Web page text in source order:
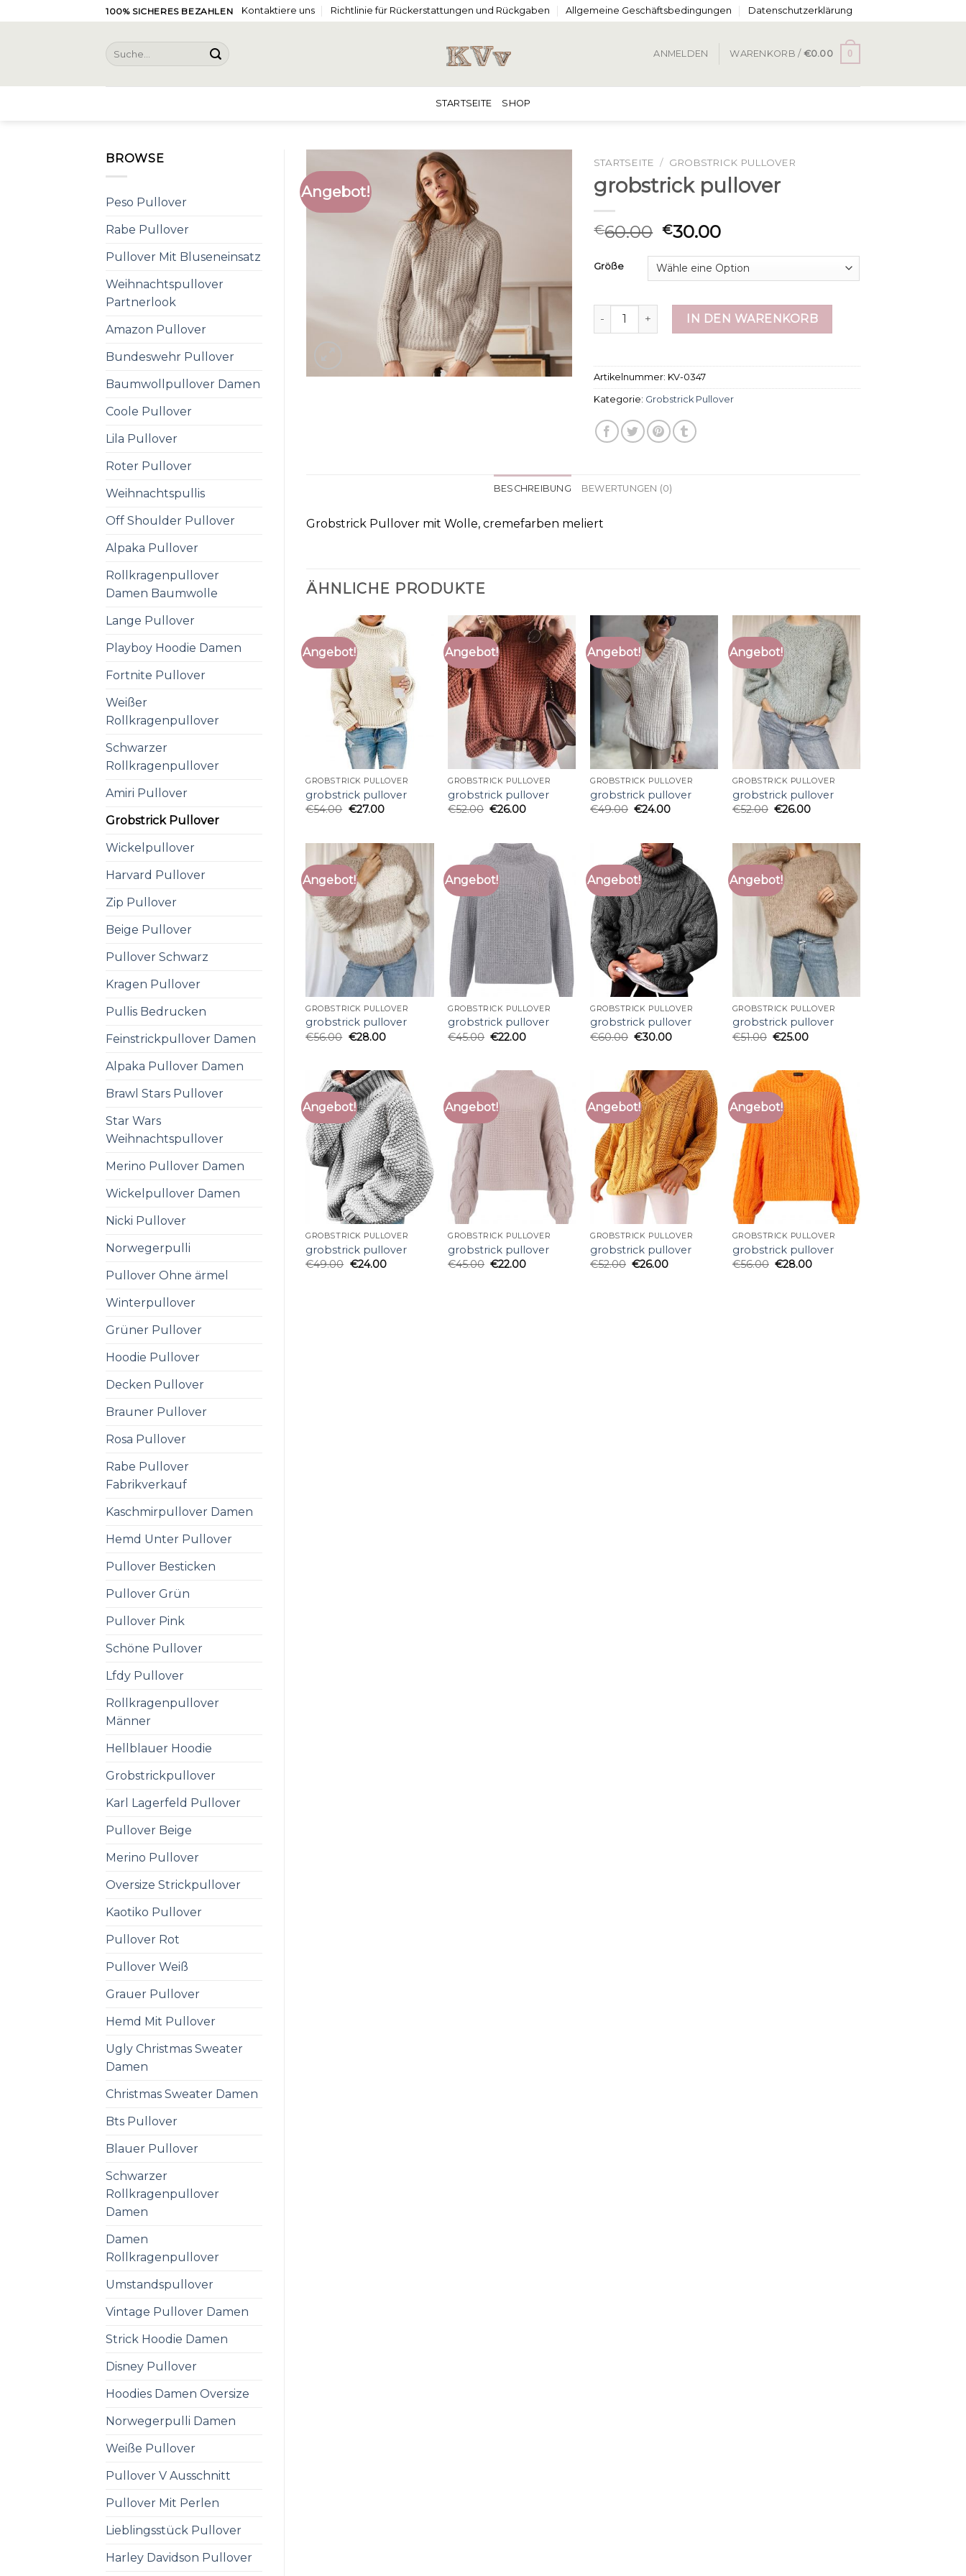
to
100% SICHERES BEZAHLEN Kontaktiere uns Richtlinie für Rückerstattungen und Rückgaben Allgemeine Geschäftsbedingungen Datenschutzerklärung
Suche
nach:
ANMELDEN WARENKORB / €0.00 0
STARTSEITE SHOP
BROWSE
Peso Pullover
Rabe Pullover
Pullover Mit Bluseneinsatz
Weihnachtspullover
Partnerlook
Amazon Pullover
Bundeswehr Pullover
Baumwollpullover Damen
Coole Pullover
Lila Pullover
Roter Pullover
Weihnachtspullis
Off Shoulder Pullover
Alpaka Pullover
Rollkragenpullover
Damen Baumwolle
Lange Pullover
Playboy Hoodie Damen
Fortnite Pullover
Weißer
Rollkragenpullover
Schwarzer
Rollkragenpullover
Amiri Pullover
Grobstrick Pullover
Wickelpullover
Harvard Pullover
Zip Pullover
Beige Pullover
Pullover Schwarz
Kragen Pullover
Pullis Bedrucken
Feinstrickpullover Damen
Alpaka Pullover Damen
Brawl Stars Pullover
Star Wars
Weihnachtspullover
Merino Pullover Damen
Wickelpullover Damen
Nicki Pullover
Norwegerpulli
Pullover Ohne ärmel
Winterpullover
Grüner Pullover
Hoodie Pullover
Decken Pullover
Brauner Pullover
Rosa Pullover
Rabe Pullover
Fabrikverkauf
Kaschmirpullover Damen
Hemd Unter Pullover
Pullover Besticken
Pullover Grün
Pullover Pink
Schöne Pullover
Lfdy Pullover
Rollkragenpullover
Männer
Hellblauer Hoodie
Grobstrickpullover
Karl Lagerfeld Pullover
Pullover Beige
Merino Pullover
Oversize Strickpullover
Kaotiko Pullover
Pullover Rot
Pullover Weiß
Grauer Pullover
Hemd Mit Pullover
Ugly Christmas Sweater
Damen
Christmas Sweater Damen
Bts Pullover
Blauer Pullover
Schwarzer
Rollkragenpullover
Damen
Damen
Rollkragenpullover
Umstandspullover
Vintage Pullover Damen
Strick Hoodie Damen
Disney Pullover
Hoodies Damen Oversize
Norwegerpulli Damen
Weiße Pullover
Pullover V Ausschnitt
Pullover Mit Perlen
Lieblingsstück Pullover
Harley Davidson Pullover
Angebot!
STARTSEITE / GROBSTRICK PULLOVER
grobstrick pullover
€60.00 €30.00
Größe
grobstrick pullover MengeIN DEN WARENKORB
Artikelnummer: KV-0347
Kategorie: Grobstrick Pullover
BESCHREIBUNG BEWERTUNGEN (0)
Grobstrick Pullover mit Wolle, cremefarben meliert
ÄHNLICHE PRODUKTE
Angebot!
GROBSTRICK PULLOVER
grobstrick pullover
€54.00 €27.00
Angebot!
GROBSTRICK PULLOVER
grobstrick pullover
€52.00 €26.00
Angebot!
GROBSTRICK PULLOVER
grobstrick pullover
€49.00 €24.00
Angebot!
GROBSTRICK PULLOVER
grobstrick pullover
€52.00 €26.00
Angebot!
GROBSTRICK PULLOVER
grobstrick pullover
€56.00 €28.00
Angebot!
GROBSTRICK PULLOVER
grobstrick pullover
€45.00 €22.00
Angebot!
GROBSTRICK PULLOVER
grobstrick pullover
€60.00 €30.00
Angebot!
GROBSTRICK PULLOVER
grobstrick pullover
€51.00 €25.00
Angebot!
GROBSTRICK PULLOVER
grobstrick pullover
€49.00 €24.00
Angebot!
GROBSTRICK PULLOVER
grobstrick pullover
€45.00 €22.00
Angebot!
GROBSTRICK PULLOVER
grobstrick pullover
€52.00 €26.00
Angebot!
GROBSTRICK PULLOVER
grobstrick pullover
€56.00 €28.00